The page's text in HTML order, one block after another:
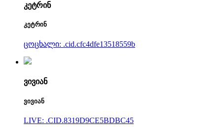
კეტრინ
კეტრინ
ცოცხალი: .cid.cfc4dfe13518559b
ვივიან
ვივიან
LIVE: .CID.8319D9CE5BDBC45